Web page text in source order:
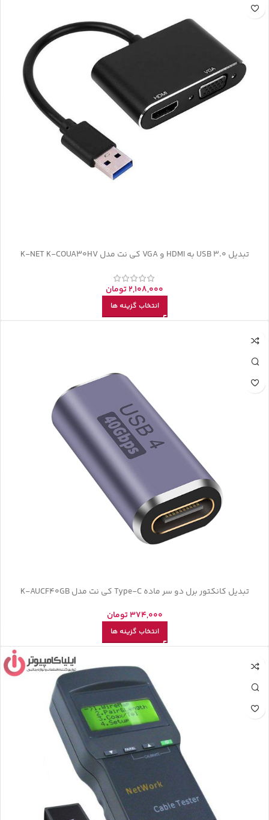
تبدیل USB 3.0 به HDMI و VGA کی نت مدل K-NET K-COUA30HV
2,108,000تومان
انتخاب گزینه ها
تبدیل کانکتور برل دو سر ماده Type-C کی نت مدل K-AUCF40GB
374,000 تومان
انتخاب گزینه ها